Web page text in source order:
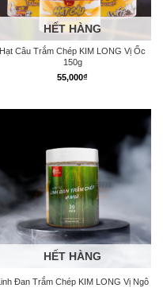
HẾT HÀNG
Hạt Câu Trắm Chép KIM LONG Vị Ốc
150g
55,000₫
HẾT HÀNG
Linh Đan Trắm Chép KIM LONG Vị Ngô